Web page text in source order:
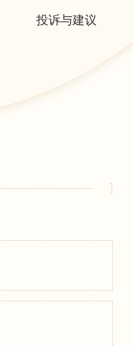
投诉与建议